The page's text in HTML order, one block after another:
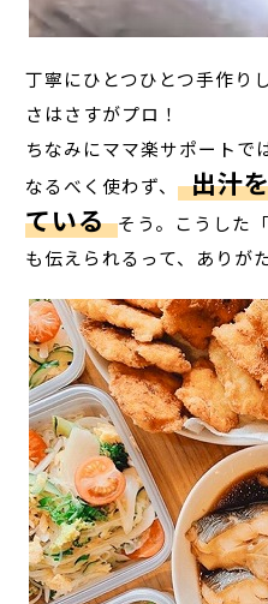
丁寧にひとつひとつ手作り
さはさすがプロ！
ちなみにママ楽サポートで
なるべく使わず、 出汁
ている そう。こうした「
も伝えられるって、ありが